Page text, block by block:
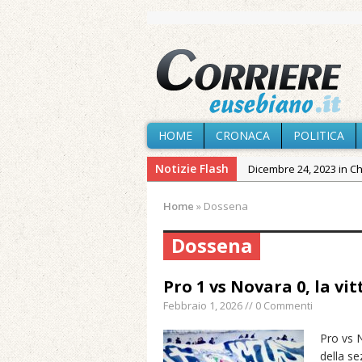
HOME CRONACA POLITICA
Notizie Flash Dicembre 24, 2023 in
Agosto 7, 2026 in
Agosto 6, 2026 in
Agosto 5, 2026 in
Maggio 11, 2024 in
Home » Dossena
Dossena
Pro 1 vs Novara 0, la
Febbraio 1, 2026 // 0 Commenti
Pro vs
della